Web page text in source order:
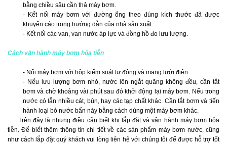
bằng chiều sâu cần thả máy bơm.
- Kết nối máy bơm với đường ống theo đúng kích thước đã được
khuyến cáo trong hướng dẫn của nhà sản xuất.
- Kết nối các van, van nước áp lực và đồng hồ đo lưu lượng.
Cách vận hành máy bơm hỏa tiễn
- Nối máy bơm với hộp kiểm soát tự động và mạng lưới điện
- Nếu lưu lượng bơm nhỏ, nước lên ngắt quãng không đều, cần tắt
bơm và chờ khoảng vài phút sau đó khởi động lại máy bơm. Nếu trong
nước có lẫn nhiều cát, bùn, hay các tạp chất khác. Cần tắt bơm và tiến
hành loại bỏ nước bẩn này bằng cách dùng một máy bơm khác.
Trên đây là nhưng điều cần biết khi lắp đặt và vận hành máy bơm hỏa
tiễn. Để biết thêm thông tin chi tiết về các sản phẩm máy bơm nước, cũng
như cách lắp đặt quý khách vui lòng liên hệ với chúng tôi để được hỗ trợ tốt